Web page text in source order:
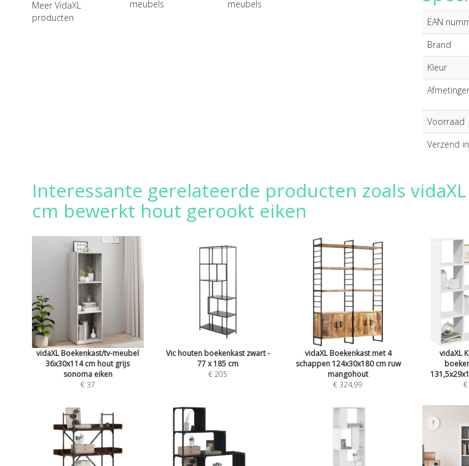
Meer VidaXL
producten
meubels
meubels
EAN
Brand
Kleur
Voorraad
Verzend
Interessante gerelateerde producten zoals
cm bewerkt hout gerookt eiken
vidaXL Boekenkast/tv-meubel
36x30x114 cm hout grijs
sonoma eiken
€ 37
Vic houten boekenkast zwart -
77 x 185 cm
€ 205
vidaXL Boekenkast met 4
schappen 124x30x180 cm ruw
mangohout
€ 324,99
vidaXL